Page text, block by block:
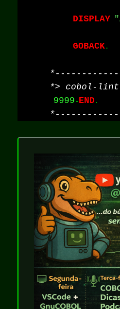
DISPLAY
GOBACK
9999-END